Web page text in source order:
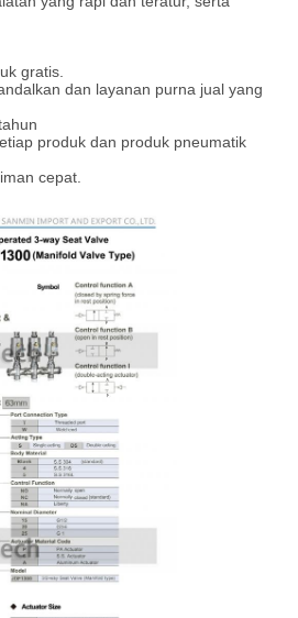
gratis.
dan layanan purna jual yang
produk dan produk pneumatik
cepat.